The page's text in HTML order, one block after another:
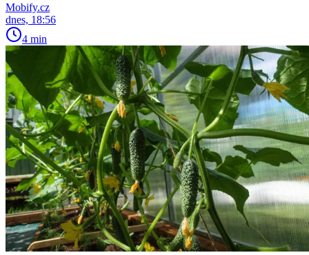
Mobify.cz
dnes, 18:56
4 min